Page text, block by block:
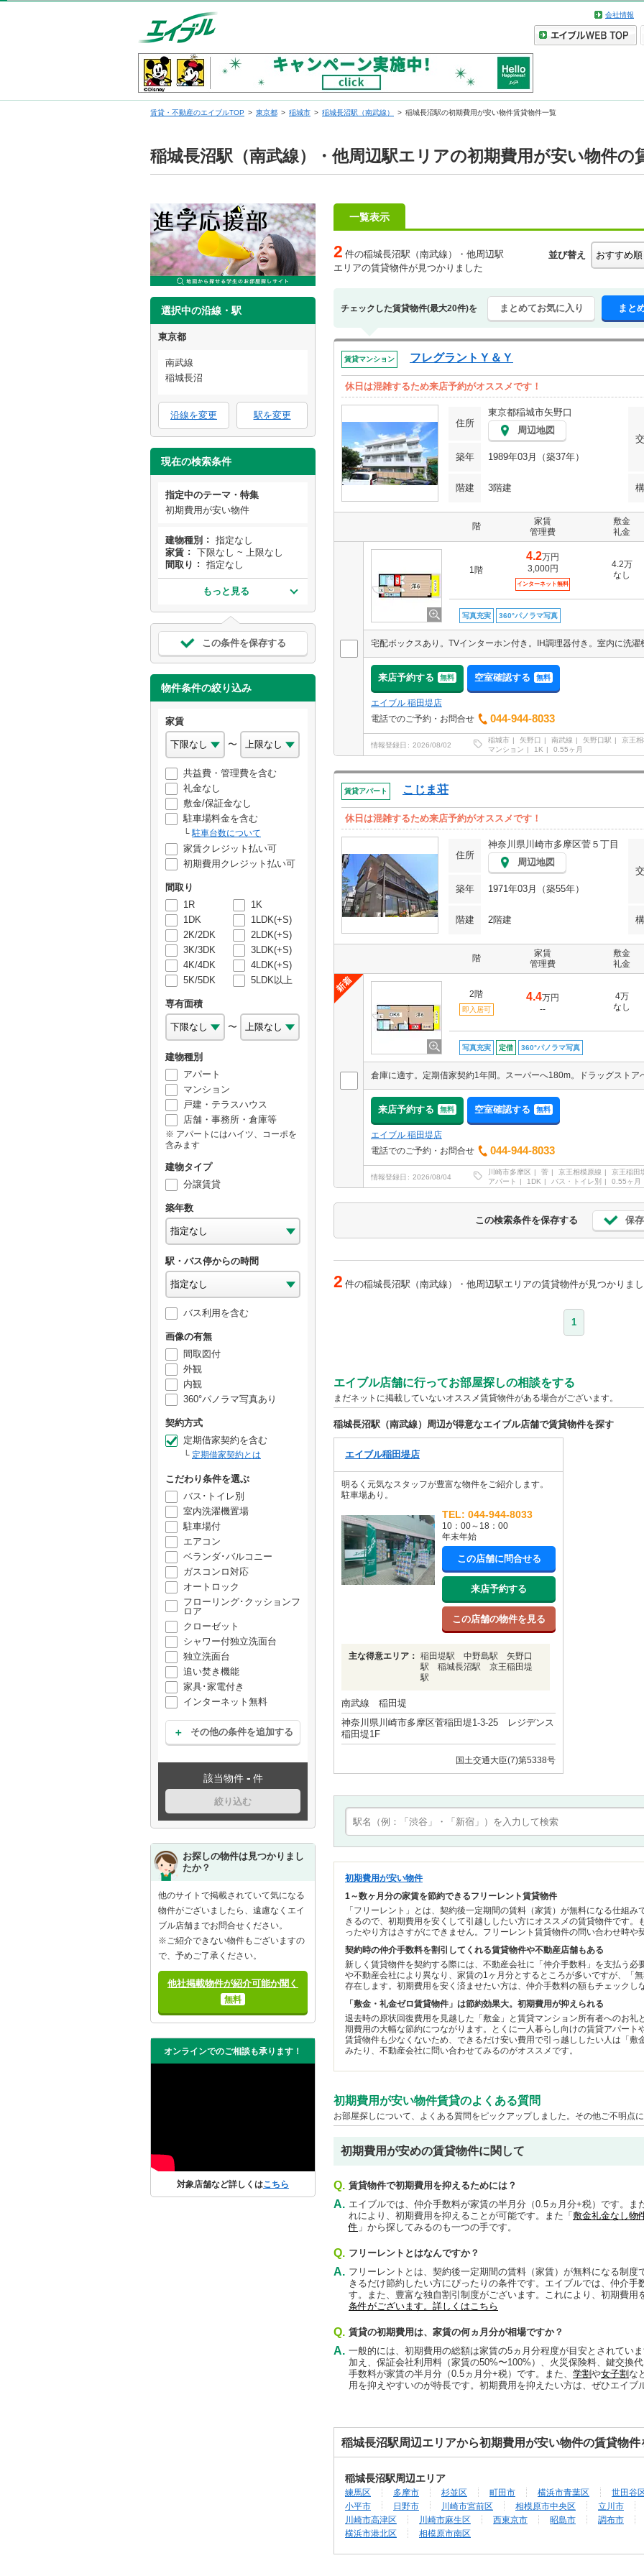
会社情報
賃貸・不動産のエイブルTOP 東京都 稲城市 稲城長沼駅（南武線） 稲城長沼駅の初期費用が安い物件賃貸物件一覧
稲城長沼駅（南武線）・他周辺駅エリアの初期費用が安い物件の
選択中の沿線・駅
東京都
南武線
稲城長沼
沿線を変更 駅を変更
現在の検索条件
指定中のテーマ・特集
初期費用が安い物件
建物種別
指定なし
家賃
下限なし ~ 上限なし
間取り
指定なし
もっと見る
この条件を保存する
物件条件の絞り込み
家賃
〜
共益費・管理費を含む
礼金なし
敷金/保証金なし
駐車場料金を含む
駐車台数について
家賃クレジット払い可
初期費用クレジット払い可
間取り
1R
1K
1DK
1LDK(+S)
2K/2DK
2LDK(+S)
3K/3DK
3LDK(+S)
4K/4DK
4LDK(+S)
5K/5DK
5LDK以上
専有面積
〜
建物種別
アパート
マンション
戸建・テラスハウス
店舗・事務所・倉庫等
アパートにはハイツ、コーポを
含みます
建物タイプ
分譲賃貸
築年数
駅・バス停からの時間
バス利用を含む
画像の有無
間取図付
外観
内観
360°パノラマ写真あり
契約方式
定期借家契約を含む
定期借家契約とは
こだわり条件を選ぶ
バス･トイレ別
室内洗濯機置場
駐車場付
エアコン
ベランダ･バルコニー
ガスコンロ対応
オートロック
フローリング･クッションフ
ロア
クローゼット
シャワー付独立洗面台
独立洗面台
追い焚き機能
家具･家電付き
インターネット無料
その他の条件を追加する
該当物件 - 件
絞り込む
お探しの物件は見つかりまし
たか？
他のサイトで掲載されていて気になる
物件がございましたら、遠慮なくエイ
ブル店舗までお問合せください。
※ご紹介できない物件もございますの
で、予めご了承ください。
他社掲載物件が紹介可能か聞く
無料
オンラインでのご相談も承ります！
対象店舗など詳しくはこちら
一覧表示
2 件の稲城長沼駅（南武線）・他周辺駅
エリアの賃貸物件が見つかりました
並び替え
チェックした賃貸物件(最大20件)を まとめてお気に入り まと
賃貸マンション フレグラントＹ＆Ｙ
休日は混雑するため来店予約がオススメです！
住所
東京都稲城市矢野口
周辺地図
築年 1989年03月（築37年）
階建 3階建
階
家賃
管理費
敷金
礼金
1階
4.2万円
3,000円
インターネット無料
4.2万
なし
写真充実 360°パノラマ写真
来店予約する 無料 空室確認する 無料
エイブル 稲田堤店
電話でのご予約・お問合せ
044-944-8033
情報登録日 2026/08/02
稲城市 矢野口 南武線 矢野口駅 京王
マンション
1K 0.55ヶ月
賃貸アパート こじま荘
休日は混雑するため来店予約がオススメです！
住所
神奈川県川崎市多摩区菅５丁目
周辺地図
築年 1971年03月（築55年）
階建 2階建
階
家賃
管理費
敷金
礼金
2階
即入居可
4.4万円
--
4万
なし
写真充実 定借 360°パノラマ写真
来店予約する 無料 空室確認する 無料
エイブル 稲田堤店
電話でのご予約・お問合せ
044-944-8033
情報登録日 2026/08/04
川崎市多摩区 菅 京王相模原線 京王稲田
アパート
1DK バス・トイレ別 0.55ヶ月
この検索条件を保存する 保
2 件の稲城長沼駅（南武線）・他周辺駅エリアの賃貸物件が見つかりま
1
エイブル店舗に行ってお部屋探しの相談をする
まだネットに掲載していないオススメ賃貸物件がある場合がございます。
稲城長沼駅（南武線）周辺が得意なエイブル店舗で賃貸物件を探す
エイブル稲田堤店
明るく元気なスタッフが豊富な物件をご紹介します。
駐車場あり。
TEL: 044-944-8033
10：00～18：00
年末年始
この店舗に問合せる
来店予約する
この店舗の物件を見る
主な得意エリア： 稲田堤駅 中野島駅 矢野口
駅 稲城長沼駅 京王稲田堤
駅
南武線 稲田堤
神奈川県川崎市多摩区菅稲田堤1-3-25 レジデンス
稲田堤1F
国土交通大臣(7)第5338号
初期費用が安い物件
1～数ヶ月分の家賃を節約できるフリーレント賃貸物件
「フリーレント」とは、契約後一定期間の賃料（家賃）が無料になる仕組
きるので、初期費用を安くして引越ししたい方にオススメの賃貸物件です
ったやり方はさすがにできません。フリーレント賃貸物件の問い合わせ時や
契約時の仲介手数料を割引してくれる賃貸物件や不動産店舗もある
新しく賃貸物件を契約する際には、不動産会社に「仲介手数料」を支払う必
や不動産会社により異なり、家賃の1ヶ月分とするところが多いですが、「
存在します。初期費用を安く済ませたい方は、仲介手数料の額もチェックし
「敷金・礼金ゼロ賃貸物件」は節約効果大。初期費用が抑えられる
退去時の原状回復費用を見越した「敷金」と賃貸マンション所有者へのお礼
期費用の大幅な節約につながります。とくに一人暮らし向けの賃貸アパート
賃貸物件も少なくないため、できるだけ安い費用で引っ越ししたい人は「敷
みたり、不動産会社に問い合わせてみるのがオススメです。
初期費用が安い物件賃貸のよくある質問
お部屋探しについて、よくある質問をピックアップしました。その他ご不明点
初期費用が安めの賃貸物件に関して
Q. 賃貸物件で初期費用を抑えるためには？
A. エイブルでは、仲介手数料が家賃の半月分（0.5ヵ月分+税）です。ま
れにより、初期費用を抑えることが可能です。また「 敷金礼金なし物
件 」から探してみるのも一つの手です。
Q. フリーレントとはなんですか？
A. フリーレントとは、契約後一定期間の賃料（家賃）が無料になる制
きるだけ節約したい方にぴったりの条件です。エイブルでは、仲介
す。また、豊富な独自割引制度がございます。これにより、初期費用
条件がございます。詳しくはこちら
Q. 賃貸の初期費用は、家賃の何ヵ月分が相場ですか？
A. 一般的には、初期費用の総額は家賃の5ヵ月分程度が目安とされてい
加え、保証会社利用料（家賃の50%〜100%）、火災保険料、鍵交換
手数料が家賃の半月分（0.5ヵ月分+税）です。また、 学割や女子割 な
用を抑えやすいのが特長です。初期費用を抑えたい方は、ぜひエイブ
稲城長沼駅周辺エリアから初期費用が安い物件の賃貸物件
稲城長沼駅周辺エリア
練馬区 多摩市 杉並区 町田市 横浜市青葉区 世田谷
小平市
日野市 川崎市宮前区 相模原市中央区 立川市
川崎市高津区
川崎市麻生区 西東京市 昭島市 調布市
横浜市港北区
相模原市南区